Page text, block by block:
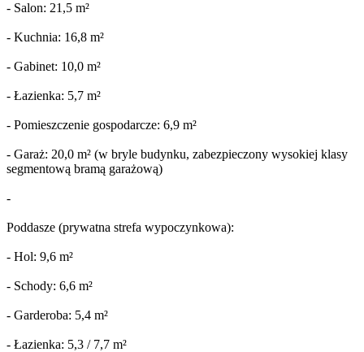
- Salon: 21,5 m²
- Kuchnia: 16,8 m²
- Gabinet: 10,0 m²
- Łazienka: 5,7 m²
- Pomieszczenie gospodarcze: 6,9 m²
- Garaż: 20,0 m² (w bryle budynku, zabezpieczony wysokiej klasy
segmentową bramą garażową)
-
Poddasze (prywatna strefa wypoczynkowa):
- Hol: 9,6 m²
- Schody: 6,6 m²
- Garderoba: 5,4 m²
- Łazienka: 5,3 / 7,7 m²